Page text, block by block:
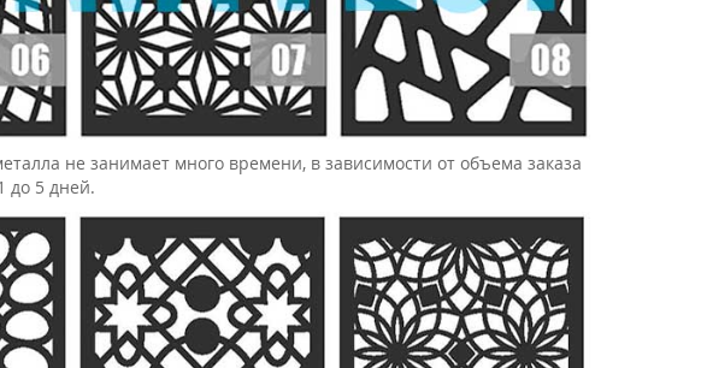
не занимает много времени, в зависимости от объема заказа
до 5 дней.